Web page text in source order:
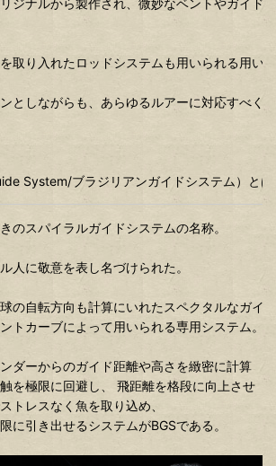
取り入れたロッドシステムも用いられる用い
としながらも、あらゆるルアーに対応すべく
System/ブラジリアンガイドシステム）とは
のスパイラルガイドシステムの名称。
人に敬意を表し名づけられた。
の自転方向も計算にいれたスペクタルなガイ
トカーブによって用いられる専用システム。
ダーからのガイド距離や高さを緻密に計算
を極限に回避し、 飛距離を格段に向上させ
トレスなく魚を取り込め、
に引き出せるシステムがBGSである。